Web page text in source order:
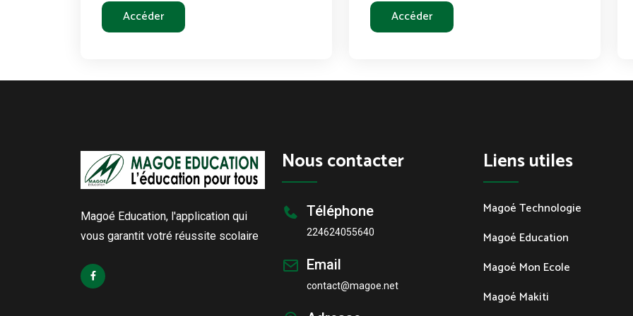
Accéder Accéder
Magoé Education, l'application qui
vous garantit votré réussite scolaire
Nous contacter
Téléphone
224624055640
Email
contact@magoe.net
Liens utiles
Magoé Technologie
Magoé Education
Magoé Mon Ecole
Magoé Makiti